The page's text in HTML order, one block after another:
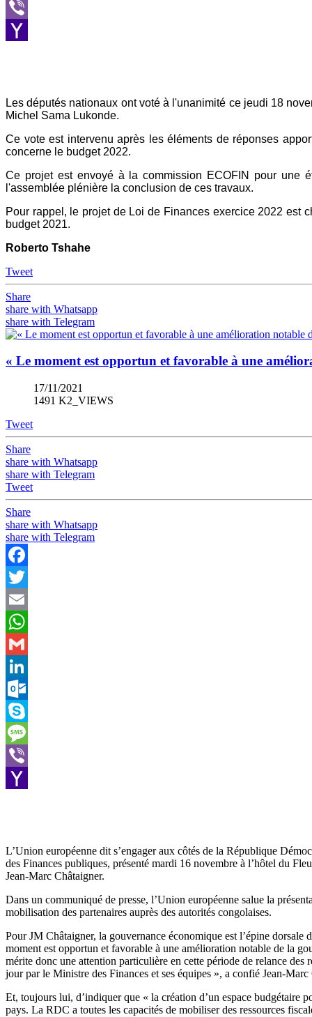
Message
Viber
Les députés nationaux ont voté à l'unanimité ce jeudi 18
Michel Sama Lukonde.
Ce vote est intervenu après les éléments de réponses
concerne le budget 2022.
Ce projet est envoyé à la commission ECOFIN pour une
l'assemblée plénière la conclusion de ces travaux.
Pour rappel, le projet de Loi de Finances exercice 2022 est
budget 2021.
Roberto Tshahe
Tweet
Share
share with Whatsapp
share with Telegram
« Le moment est opportun et favorable à une
17/11/2021
1491 K2_VIEWS
Tweet
Share
share with Whatsapp
share with Telegram
Tweet
Share
share with Whatsapp
share with Telegram
Facebook
Twitter
Email
WhatsApp
Gmail
LinkedIn
Outlook.com
Skype
Message
Viber
L’Union européenne dit s’engager aux côtés de la République
des Finances publiques, présenté mardi 16 novembre à l’hôtel du
Jean-Marc Châtaigner.
Dans un communiqué de presse, l’Union européenne salue la
mobilisation des partenaires auprès des autorités congolaises.
Pour JM Châtaigner, la gouvernance économique est l’épine
moment est opportun et favorable à une amélioration notable de la
mérite donc une attention particulière en cette période de relance
jour par le Ministre des Finances et ses équipes », a confié Jean-
Et, toujours lui, d’indiquer que « la création d’un espace budgétaire
pays. La RDC a toutes les capacités de mobiliser des ressources